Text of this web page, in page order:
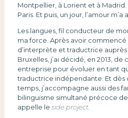
Montpellier, à Lorient et à Madrid.
Paris. Et puis, un jour, l’amour m’a
Les langues, fil conducteur de
ma force. Après avoir
d’interprète et traductrice auprès
Bruxelles, j’ai décidé, en 2013,
entreprise pour évoluer en tant
traductrice indépendante. Et dès
temps, j’accompagne aussi des
bilinguisme simultané précoce
appelle le side project.